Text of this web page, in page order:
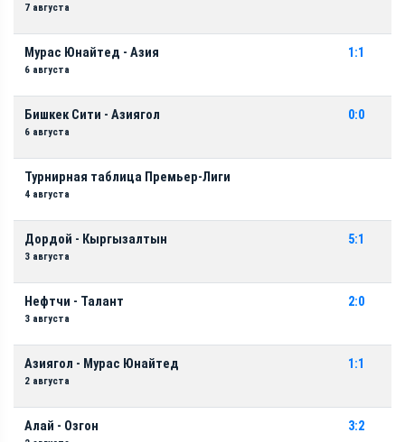
7 августа
Мурас Юнайтед - Азия
6 августа
1:1
Бишкек Сити - Азиягол
6 августа
0:0
Турнирная таблица Премьер-Лиги
4 августа
Дордой - Кыргызалтын
3 августа
5:1
Нефтчи - Талант
3 августа
2:0
Азиягол - Мурас Юнайтед
2 августа
1:1
Алай - Озгон 3:2